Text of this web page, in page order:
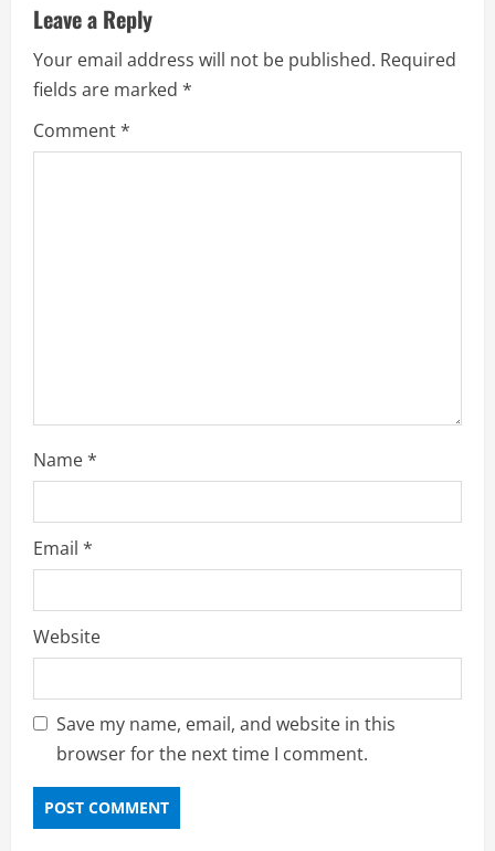
e
R
e
Leave a Reply
Your email address will not be published. Required
fields are marked *
Comment*
Name*
Email *
Website
Save my name, email, and website in this
browser for the next time I comment.